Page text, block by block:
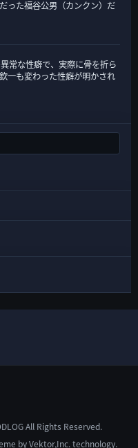
った福谷公男（カンクン）だ
異常な性癖で、実際に骨を折ら
一も変わった性癖が明かされ
All Rights Reserved.
by Vektor,Inc. technology.